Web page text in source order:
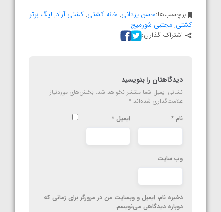
برچسب‌ها:حسن یزدانی, خانه کشتی,کشتی آزاد, لیگ برتر
کشتی,مجتبی شورمیج
اشتراک گذاری:
دیدگاهتان را بنویسید
نشانی ایمیل شما منتشر نخواهد شد. بخش‌های موردنیاز
علامت‌گذاری شده‌اند *
نام * ایمیل *
وب‌ سایت
ذخیره نام، ایمیل و وبسایت من در مرورگر برای زمانی که
دوباره دیدگاهی می‌نویسم.